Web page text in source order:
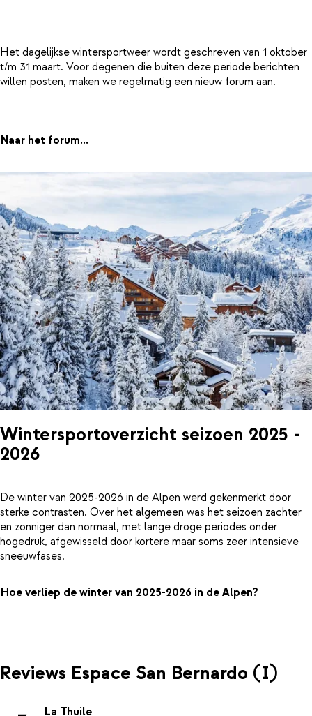
Het dagelijkse wintersportweer wordt geschreven van 1 oktober
t/m 31 maart. Voor degenen die buiten deze periode berichten
willen posten, maken we regelmatig een nieuw forum aan.
Naar het forum...
Wintersportoverzicht seizoen 2025 -
2026
De winter van 2025-2026 in de Alpen werd gekenmerkt door
sterke contrasten. Over het algemeen was het seizoen zachter
en zonniger dan normaal, met lange droge periodes onder
hogedruk, afgewisseld door kortere maar soms zeer intensieve
sneeuwfases.
Hoe verliep de winter van 2025-2026 in de Alpen?
Reviews Espace San Bernardo (I)
La Thuile